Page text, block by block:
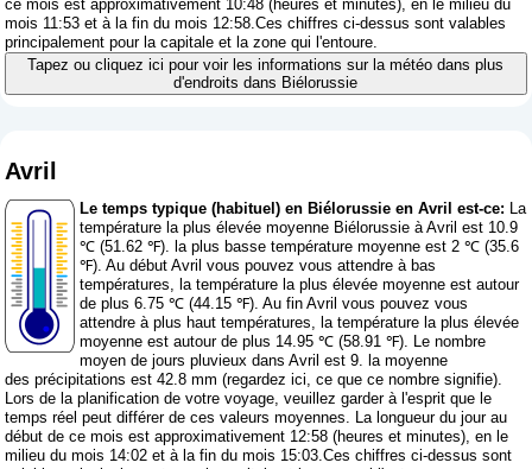
ce mois est approximativement 10:48 (heures et minutes), en le milieu du
mois 11:53 et à la fin du mois 12:58.Ces chiffres ci-dessus sont valables
principalement pour la capitale et la zone qui l'entoure.
Tapez ou cliquez ici pour voir les informations sur la météo dans plus
d'endroits dans Biélorussie
Avril
Le temps typique (habituel) en Biélorussie en Avril est-ce: La
température la plus élevée moyenne Biélorussie à Avril est 10.9
℃ (51.62 ℉). la plus basse température moyenne est 2 ℃ (35.6
℉). Au début Avril vous pouvez vous attendre à bas
températures, la température la plus élevée moyenne est autour
de plus 6.75 ℃ (44.15 ℉). Au fin Avril vous pouvez vous
attendre à plus haut températures, la température la plus élevée
moyenne est autour de plus 14.95 ℃ (58.91 ℉). Le nombre
moyen de jours pluvieux dans Avril est 9. la moyenne
des précipitations est 42.8 mm (regardez ici, ce que ce nombre signifie).
Lors de la planification de votre voyage, veuillez garder à l'esprit que le
temps réel peut différer de ces valeurs moyennes. La longueur du jour au
début de ce mois est approximativement 12:58 (heures et minutes), en le
milieu du mois 14:02 et à la fin du mois 15:03.Ces chiffres ci-dessus sont